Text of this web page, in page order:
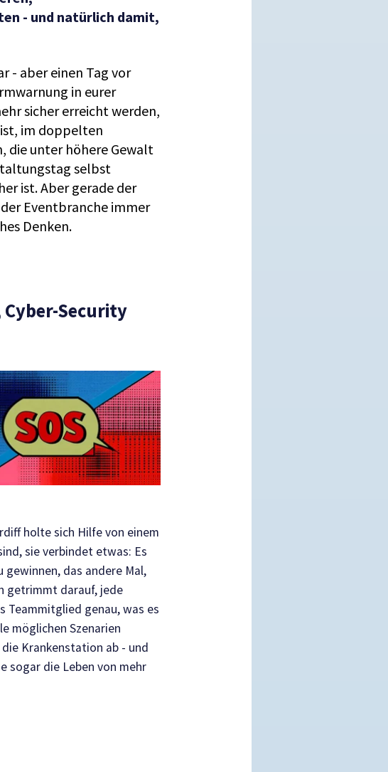
- und natürlich damit,
- aber einen Tag vor
in eurer
sicher erreicht werden,
im doppelten
die unter höhere Gewalt
selbst
ist. Aber gerade der
Eventbranche immer
Denken.
Cyber-Security
holte sich Hilfe von einem
sie verbindet etwas: Es
gewinnen, das andere Mal,
getrimmt darauf, jede
Teammitglied genau, was es
möglichen Szenarien
Krankenstation ab - und
sogar die Leben von mehr